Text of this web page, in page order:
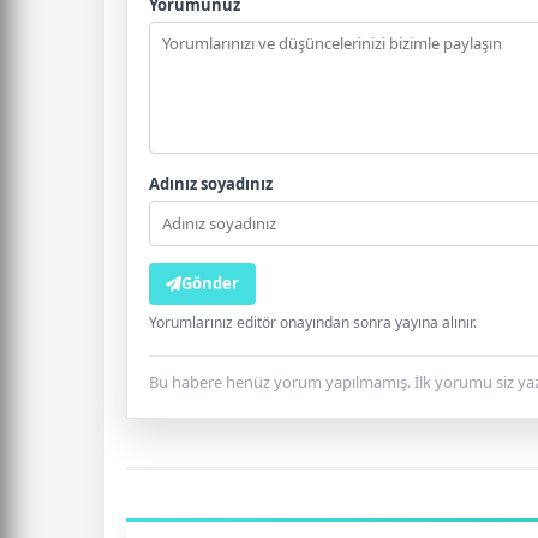
Yorumunuz
Adınız soyadınız
Gönder
Yorumlarınız editör onayından sonra yayına alınır.
Bu habere henüz yorum yapılmamış. İlk yorumu siz